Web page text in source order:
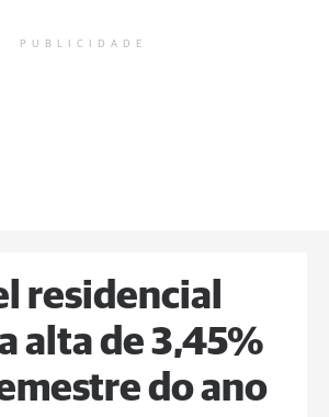
PUBLICIDADE
residencial
alta de 3,45%
do ano